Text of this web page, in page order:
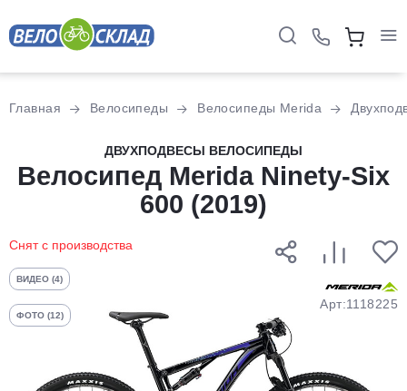
Главная Велосипеды Велосипеды Merida
ДВУХПОДВЕСЫ ВЕЛОСИПЕДЫ
Велосипед Merida Ninety-Six
600 (2019)
Снят с производства
ВИДЕО (4)
ФОТО (12)
Арт:1118225
Разбейте
оплатуна части
без переплат
График платежей